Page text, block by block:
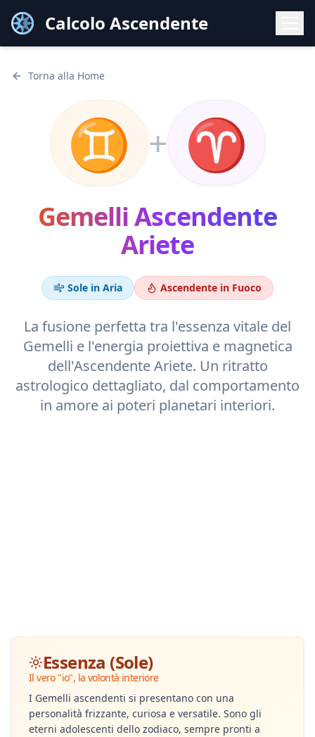
Calcolo Ascendente
Torna alla Home
♊ + ♈
GemelliAscendente
Ariete
Sole in Aria Ascendente in Fuoco
La fusione perfetta tra l'essenza vitale del
Gemelli e l'energia proiettiva e magnetica
dell'AscendenteAriete. Un ritratto
astrologico dettagliato, dal comportamento
in amore ai poteri planetari interiori.
Essenza (Sole)
Il vero "io", la volontà interiore
I Gemelli ascendenti si presentano con una
personalità frizzante, curiosa e versatile. Sono gli
eterni adolescenti dello zodiaco, sempre pronti a